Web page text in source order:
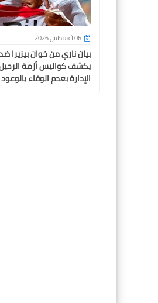
06 أغسطس 2026
بيان ناري من خوان بيزيرا
يكشف كواليس أزمة
الإدارة بعدم الوفاء بالوعود